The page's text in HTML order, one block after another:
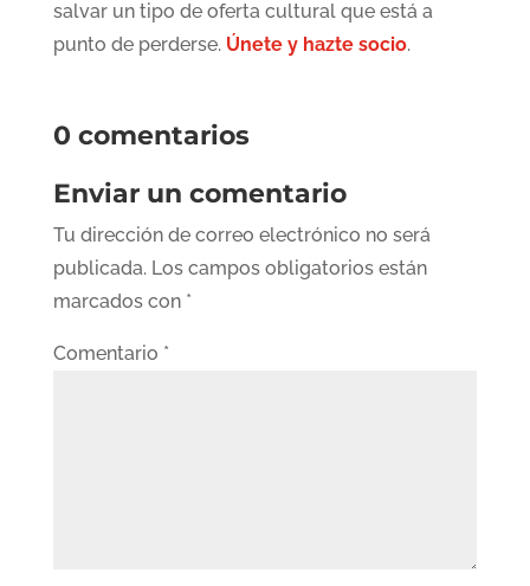
salvar un tipo de oferta cultural que está a
punto de perderse. Únete y hazte socio.
0 comentarios
Enviar un comentario
Tu dirección de correo electrónico no será
publicada. Los campos obligatorios están
marcados con *
Comentario *